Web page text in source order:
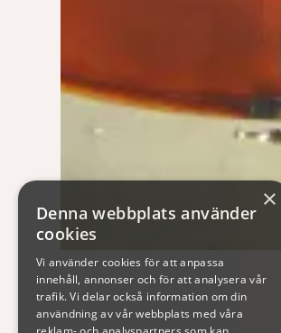
×
Denna webbplats använder
cookies
Vi använder cookies för att anpassa
innehåll, annonser och för att analysera vår
trafik. Vi delar också information om din
användning av vår webbplats med våra